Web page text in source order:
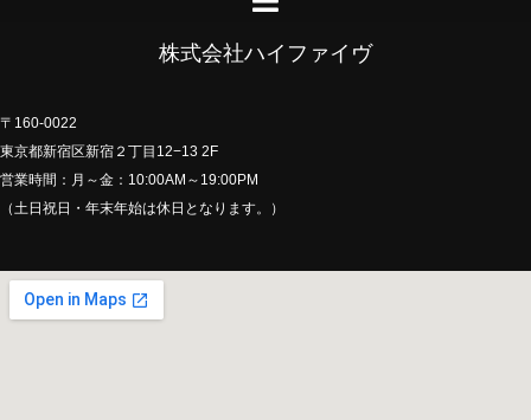
株式会社ハイファイヴ
〒160-0022
東京都新宿区新宿２丁目12−13 2F
営業時間：月～金：10:00AM～19:00PM
（土日祝日・年末年始は休日となります。）